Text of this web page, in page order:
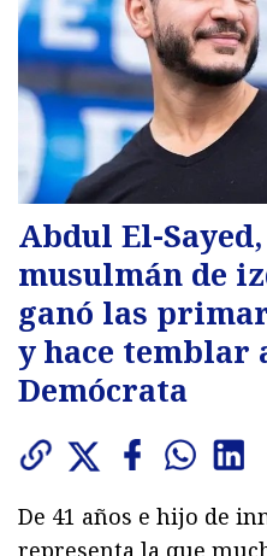
Abdul El-
musulmán de
ganó las
y hace temblar
Demócrata
De 41 años e hijo de
representa la que